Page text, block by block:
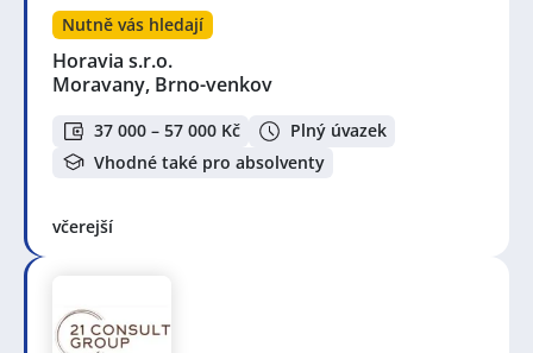
Nutně vás hledají
Horavia s.r.o.
Moravany, Brno-venkov
37 000 – 57 000 Kč
Plný úvazek
Vhodné také pro absolventy
včerejší